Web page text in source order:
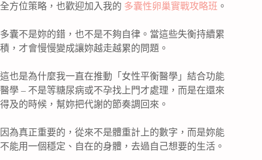
全方位策略，也歡迎加入我的 多囊性卵巢實戰攻略班 。
多囊不是妳的錯，也不是不夠自律。當這些失衡持續累
積，才會慢慢變成讓妳越走越累的問題。
這也是為什麼我一直在推動「女性平衡醫學」結合功能
醫學 – 不是等糖尿病或不孕找上門才處理，而是在還來
得及的時候，幫妳把代謝的節奏調回來。
因為真正重要的，從來不是體重計上的數字，而是妳能
不能用一個穩定、自在的身體，去過自己想要的生活。